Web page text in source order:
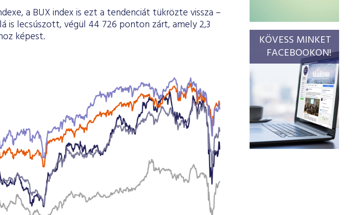
a BUX index is ezt a tendenciát tükrözte vissza –
is lecsúszott, végül 44 726 ponton zárt, amely 2,3
képest.
KÖVESS MINKET
FACEBOOKON!